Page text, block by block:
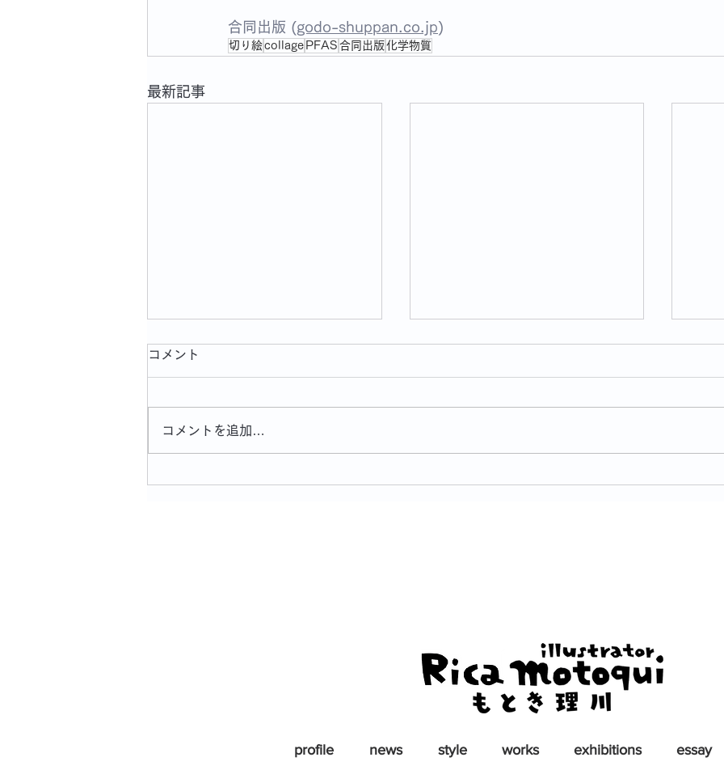
合同出版 (godo-shuppan.co.jp)
切り絵collage PFAS 合同出版化学物質
最新記事
「OPA夏フェスおもちかえり
お仕事：新編 言語文化 改訂
お
コメント
コメントを追加…
profile news style works exhibitions essay